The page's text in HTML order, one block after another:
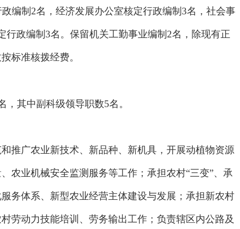
编制2名，经济发展办公室核定行政编制3名，社会事
政编制3名。保留机关工勤事业编制2名，除现有正
标准核拨经费。
，其中副科级领导职数5名。
推广农业新技术、新品种、新机具，开展动植物资源
农业机械安全监测服务等工作；承担农村“三变”、承
务体系、新型农业经营主体建设与发展；承担新农村
劳动力技能培训、劳务输出工作；负责辖区内公路及